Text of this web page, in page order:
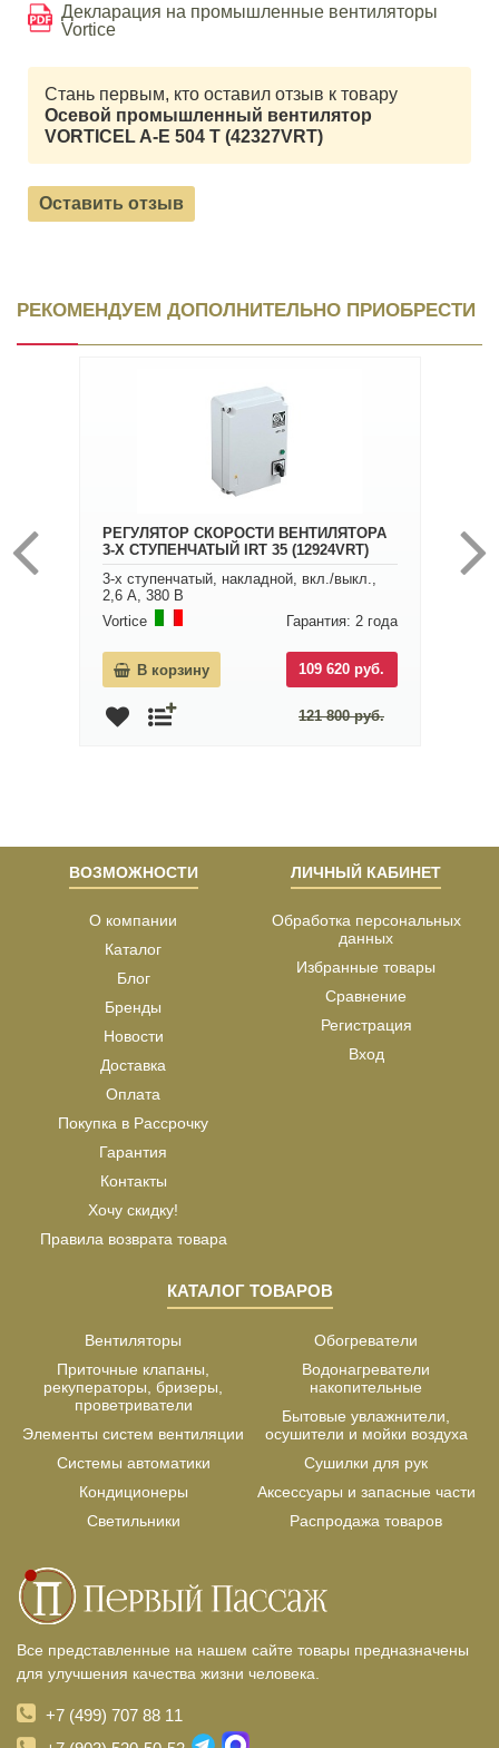
Декларация на промышленные вентиляторы
Vortice
Стань первым, кто оставил отзыв к товару
Осевой промышленный вентилятор
VORTICEL A-E 504 T (42327VRT)
Оставить отзыв
РЕКОМЕНДУЕМ ДОПОЛНИТЕЛЬНО ПРИОБРЕСТИ
РЕГУЛЯТОР СКОРОСТИ ВЕНТИЛЯТОРА
3-Х СТУПЕНЧАТЫЙ IRT 35 (12924VRT)
3-х ступенчатый, накладной, вкл./выкл.,
2,6 А, 380 В
Vortice
Гарантия: 2 года
109 620 руб.
121 800 руб.
В корзину
ВОЗМОЖНОСТИ
О компании
Каталог
Блог
Бренды
Новости
Доставка
Оплата
Покупка в Рассрочку
Гарантия
Контакты
Хочу скидку!
Правила возврата товара
ЛИЧНЫЙ КАБИНЕТ
Обработка персональных
данных
Избранные товары
Сравнение
Регистрация
Вход
КАТАЛОГ ТОВАРОВ
Вентиляторы
Приточные клапаны,
рекуператоры, бризеры,
проветриватели
Элементы систем вентиляции
Системы автоматики
Кондиционеры
Светильники
Обогреватели
Водонагреватели
накопительные
Бытовые увлажнители,
осушители и мойки воздуха
Сушилки для рук
Аксессуары и запасные части
Распродажа товаров
Все представленные на нашем сайте товары предназначены
для улучшения качества жизни человека.
+7 (499) 707 88 11